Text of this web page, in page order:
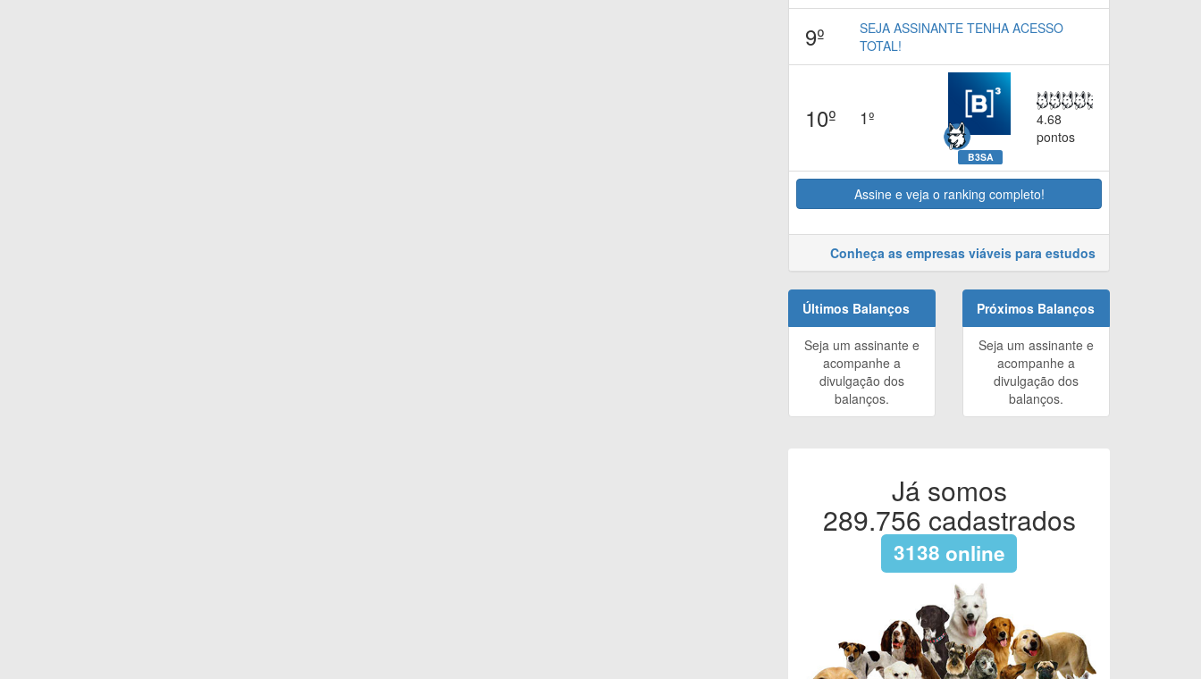
9º
SEJA ASSINANTE TENHA ACESSO
TOTAL!
10º 1º
B3SA
4.68
pontos
Assine e veja o ranking completo!
Conheça as empresas viáveis para estudos
Últimos Balanços
Seja um assinante e
acompanhe a
divulgação dos
balanços.
Próximos Balanços
Seja um assinante e
acompanhe a
divulgação dos
balanços.
Já somos
289.756 cadastrados
3138 online